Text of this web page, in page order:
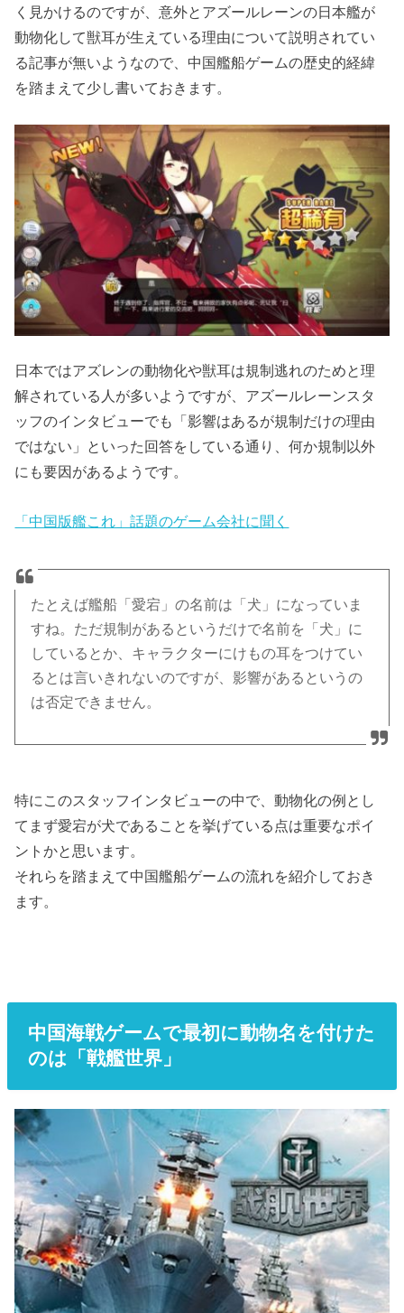
く見かけるのですが、意外とアズールレーンの日本艦が
動物化して獣耳が生えている理由について説明されてい
る記事が無いようなので、中国艦船ゲームの歴史的経緯
を踏まえて少し書いておきます。
日本ではアズレンの動物化や獣耳は規制逃れのためと理
解されている人が多いようですが、アズールレーンスタ
ッフのインタビューでも「影響はあるが規制だけの理由
ではない」といった回答をしている通り、何か規制以外
にも要因があるようです。
「中国版艦これ」話題のゲーム会社に聞く
たとえば艦船「愛宕」の名前は「犬」になっていま
すね。ただ規制があるというだけで名前を「犬」に
しているとか、キャラクターにけもの耳をつけてい
るとは言いきれないのですが、影響があるというの
は否定できません。
特にこのスタッフインタビューの中で、動物化の例とし
てまず愛宕が犬であることを挙げている点は重要なポイ
ントかと思います。
それらを踏まえて中国艦船ゲームの流れを紹介しておき
ます。
中国海戦ゲームで最初に動物名を付けた
のは「戦艦世界」